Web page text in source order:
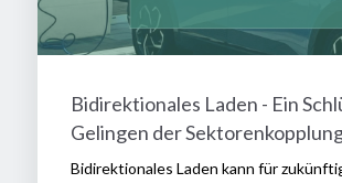
Bidirektionales Laden - Ein
Gelingen der
Bidirektionales Laden kann für